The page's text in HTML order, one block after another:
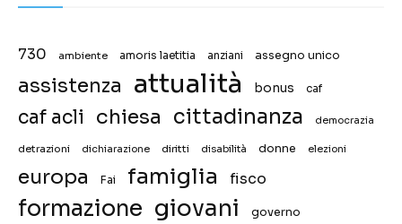
730 ambiente amoris laetitia anziani assegno unico
assistenza attualità bonus caf
caf acli chiesa cittadinanza democrazia
detrazioni dichiarazione diritti disabilità donne elezioni
europa Fai famiglia fisco
formazione giovani governo